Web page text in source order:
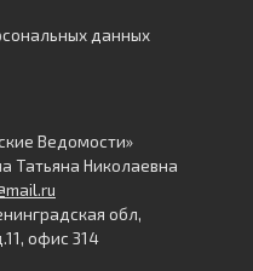
данных
Ведомости»
Татьяна Николаевна
обл,
офис 314